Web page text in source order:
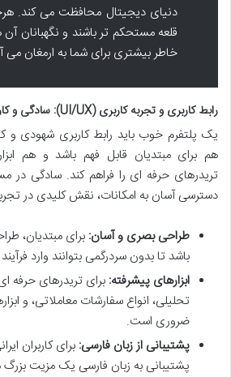
دنیای دیجیتال محافظت می کند.
قلعه مستحکم تر باشند و نگهبانان
خاطر بیشتری برای شما به ارمغان می
رابط کاربری و تجربه کاربری (UI/UX): سادگی و کارایی
یک پلتفرم خوب باید رابط کاربری شهودی و
هم برای مبتدیان قابل فهم باشد و هم
تریدرهای حرفه ای را فراهم کند. سادگی در
دسترسی آسان به امکانات، نقش کلیدی در
طراحی بصری و آسان: برای مبتدیان،
باشد تا بدون سردرگمی بتوانند وارد
ابزارهای پیشرفته: برای تریدرهای حرفه
تحلیلی، انواع سفارشات معاملاتی، و
ضروری است.
پشتیبانی از زبان فارسی: برای کاربران
پشتیبانی به زبان فارسی یک مزیت